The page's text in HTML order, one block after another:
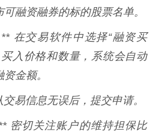
融资融券的标的股票名单。
在交易软件中选择“融资买
入价格和数量，系统会自动
金额。
易信息无误后，提交申请。
密切关注账户的维持担保比